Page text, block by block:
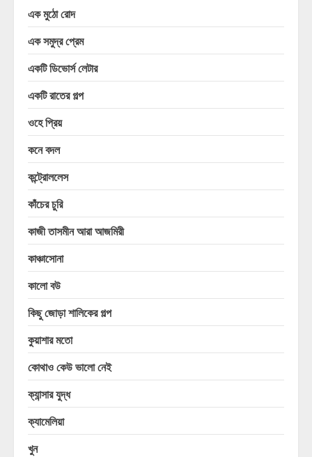
এক মুঠো রোদ
এক সমুদ্র প্রেম
একটি ডিভোর্স লেটার
একটি রাতের গল্প
ওহে প্রিয়
কনে বদল
কন্ট্রোললেস
কাঁচের চুরি
কাজী তাসমীন আরা আজমিরী
কাঞ্চাসোনা
কালো বউ
কিছু জোড়া শালিকের গল্প
কুয়াশার মতো
কোথাও কেউ ভালো নেই
ক্যান্সার যুদ্ধ
ক্যামেলিয়া
খুন